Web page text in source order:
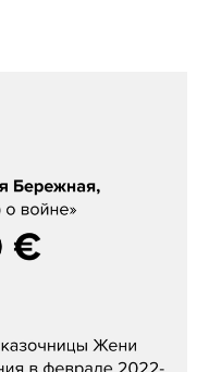
о войне»